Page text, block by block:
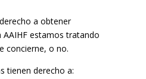
a obtener
estamos tratando
concierne, o no.
tienen derecho a: